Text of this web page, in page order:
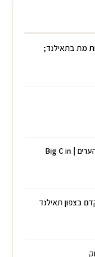
תיירות מת בתאילנד;
ביג סי תאילנד - מרכזי קניות בכל הערים | Big C in